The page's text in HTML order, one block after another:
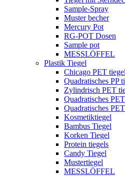
Sample-Spray
Muster becher
Mercury Pot
RG-POT Dosen
Sample pot
MESSLÖFFEL
Plastik Tiegel
Chicago PET tiegel
Quadratisches PP
Zylindrisch PET
Quadratisches
Quadratisches
Kosmetiktiegel
Bambus Tiegel
Korken Tiegel
Protein tiegels
Candy Tiegel
Mustertiegel
MESSLÖFFEL